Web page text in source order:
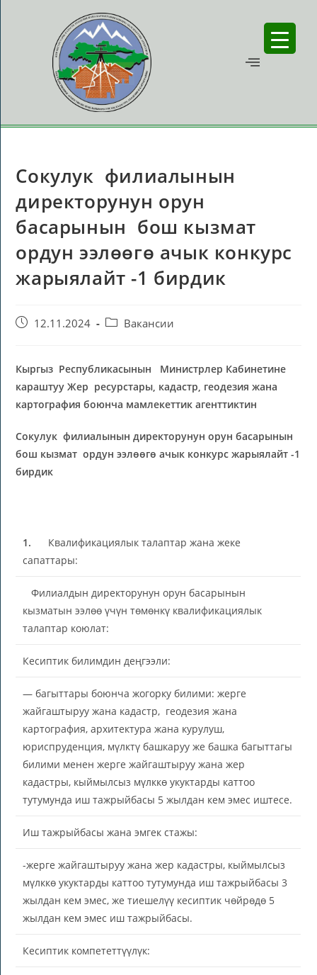
Сокулук филиалынын
директорунун орун
басарынын бош кызмат
ордун ээлөөгө ачык конкурс
жарыялайт -1 бирдик
12.11.2024 Вакансии
Кыргыз Республикасынын Министрлер Кабинетине
караштуу Жер ресурстары, кадастр, геодезия жана
картография боюнча мамлекеттик агенттиктин
Сокулук филиалынын директорунун орун басарынын
бош кызмат ордун ээлөөгө ачык конкурс жарыялайт -1
бирдик
1. Квалификациялык талаптар жана жеке
сапаттары:
Филиалдын директорунун орун басарынын
кызматын ээлөө үчүн төмөнкү квалификациялык
талаптар коюлат:
Кесиптик билимдин деңгээли:
— багыттары боюнча жогорку билими: жерге
жайгаштыруу жана кадастр, геодезия жана
картография, архитектура жана курулуш,
юриспруденция, мүлктү башкаруу же башка багыттагы
билими менен жерге жайгаштыруу жана жер
кадастры, кыймылсыз мүлккө укуктарды каттоо
тутумунда иш тажрыйбасы 5 жылдан кем эмес иштесе.
Иш тажрыйбасы жана эмгек стажы:
-жерге жайгаштыруу жана жер кадастры, кыймылсыз
мүлккө укуктарды каттоо тутумунда иш тажрыйбасы 3
жылдан кем эмес, же тиешелүү кесиптик чөйрөдө 5
жылдан кем эмес иш тажрыйбасы.
Кесиптик компететтүүлүк: